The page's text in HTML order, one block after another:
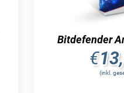
Bitdefender
€
(inkl.